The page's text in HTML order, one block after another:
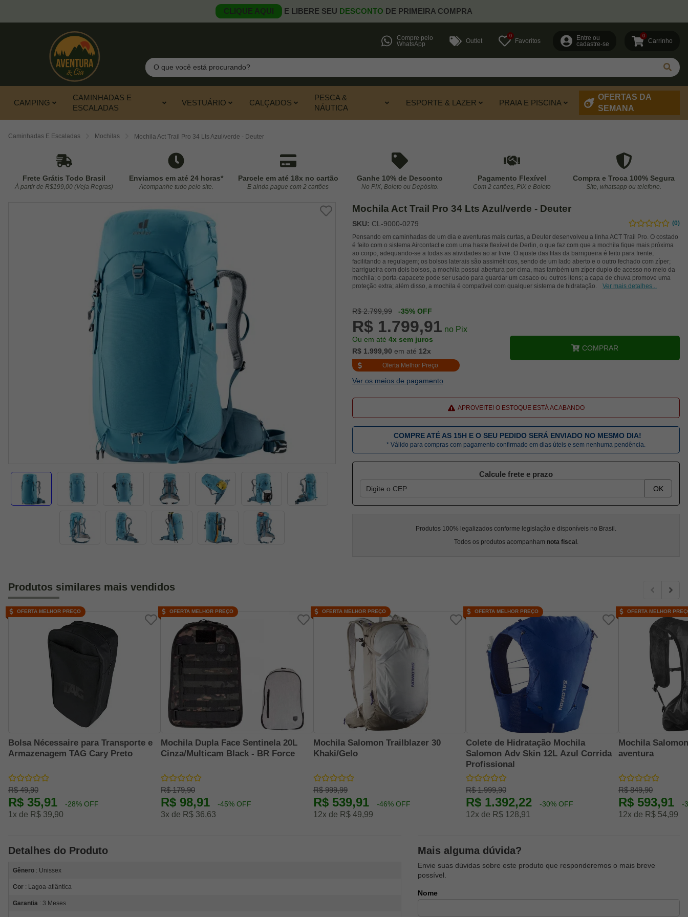
CLIQUE AQUI E LIBERE SEU DESCONTO DE PRIMEIRA COMPRA
Compre pelo
WhatsApp
Outlet
0
Favoritos
Entre ou
cadastre-se
0
Carrinho
Pesquisar
CAMPING
CAMINHADAS E
ESCALADAS
VESTUÁRIO CALÇADOS
PESCA &
NÁUTICA
ESPORTE & LAZER PRAIA E PISCINA
OFERTAS DA
SEMANA
Caminhadas E Escaladas Mochilas Mochila Act Trail Pro 34 Lts Azul/verde - Deuter
Frete Grátis Todo Brasil
À partir de R$199,00 (Veja Regras)
Enviamos em até 24 horas*
Acompanhe tudo pelo site.
Parcele em até 18x no cartão
E ainda pague com 2 cartões
Ganhe 10% de Desconto
No PIX, Boleto ou Depósito.
Pagamento Flexível
Com 2 cartões, PIX e Boleto
Compra e Troca 100% Segura
Site, whatsapp ou telefone.
Mochila Act Trail Pro 34 Lts Azul/verde - Deuter
SKU: CL-9000-0279
(0)
Pensando em caminhadas de um dia e aventuras mais curtas, a Deuter desenvolveu a linha ACT Trail Pro. O costado
é feito com o sistema Aircontact e com uma haste flexível de Derlin, o que faz com que a mochila fique mais próxima
ao corpo, adequando-se a todas as atividades ao ar livre. O ajuste das fitas da barrigueira é feito para frente,
facilitando a regulagem; os bolsos laterais são assimétricos, sendo de um lado aberto e o outro fechado com zíper;
barrigueira com dois bolsos, a mochila possui abertura por cima, mas também um zíper duplo de acesso no meio da
mochila; o porta-capacete pode ser usado para guardar um casaco ou outros itens; a capa de chuva promove uma
proteção extra; além disso, a mochila é compatível com qualquer sistema de hidratação.
Ver mais detalhes...
R$ 2.799,99 -35% OFF
R$ 1.799,91 no Pix
Ou em até 4x sem juros
R$ 1.999,90 em até 12x
Oferta Melhor Preço
Ver os meios de pagamento
COMPRAR
APROVEITE! O ESTOQUE ESTÁ ACABANDO
COMPRE ATÉ AS 15H E O SEU PEDIDO SERÁ ENVIADO NO MESMO DIA!
* Válido para compras com pagamento confirmado em dias úteis e sem nenhuma pendência.
Calcule frete e prazo
OK
Produtos 100% legalizados conforme legislação e disponíveis no Brasil.
Todos os produtos acompanham nota fiscal .
Produtos similares mais vendidos
Bolsa Nécessaire para Transporte e
Armazenagem TAG Cary Preto
R$ 49,90
R$ 35,91 -28% OFF
1x de R$ 39,90
OFERTA MELHOR PREÇO
Mochila Dupla Face Sentinela 20L
Cinza/Multicam Black - BR Force
R$ 179,90
R$ 98,91 -45% OFF
3x de R$ 36,63
OFERTA MELHOR PREÇO
Mochila Salomon Trailblazer 30
Khaki/Gelo
R$ 999,99
R$ 539,91 -46% OFF
12x de R$ 49,99
OFERTA MELHOR PREÇO
Colete de Hidratação Mochila
Salomon Adv Skin 12L Azul Corrida
Profissional
R$ 1.999,90
R$ 1.392,22 -30% OFF
12x de R$ 128,91
OFERTA MELHOR PREÇO
Mochila
aventura
R$ 849,90
R$ 593,91 -
12x de R$ 54,99
OFERTA MELHOR
Detalhes do Produto
Gênero : Unissex
Cor : Lagoa-atlântica
Garantia : 3 Meses
Mais alguma dúvida?
Envie suas dúvidas sobre este produto que responderemos o mais breve
possível.
Nome